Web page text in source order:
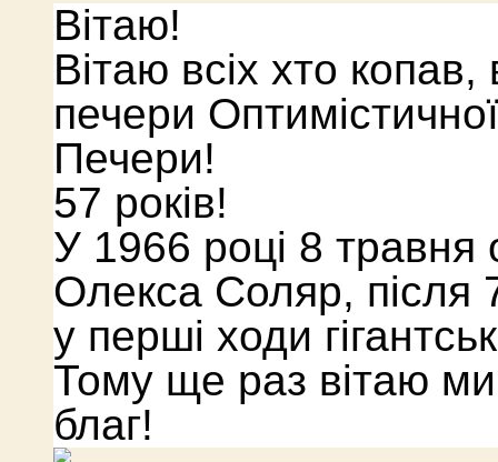
Вітаю!
Вітаю всіх хто
печери
Печери!
57 років!
У 1966 році 8
Олекса Соляр, після
у перші ходи
Тому ще раз вітаю
благ!